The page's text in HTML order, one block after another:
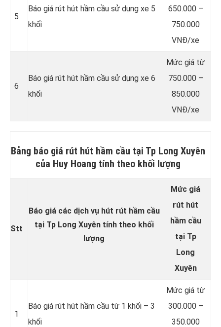
5
Báo giá rút hút hầm cầu sử dụng xe 5
khối
650.000 –
750.000
VNĐ/xe
6
Báo giá rút hút hầm cầu sử dụng xe 6
khối
Mức giá từ
750.000 –
850.000
VNĐ/xe
Bảng báo giá rút hút hầm cầu tại Tp Long Xuyên
của Huy Hoang tính theo khối lượng
Stt
Báo giá các dịch vụ hút rút hầm cầu
tại Tp Long Xuyên tính theo khối
lượng
Mức giá
rút hút
hầm cầu
tại Tp
Long
Xuyên
1
Báo giá rút hút hầm cầu từ 1 khối – 3
khối
Mức giá từ
300.000 –
350.000